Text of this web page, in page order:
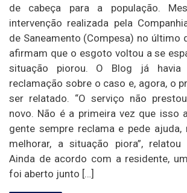
de cabeça para a população.
intervenção realizada pela
de Saneamento (Compesa) no último
afirmam que o esgoto voltou a se
situação piorou. O Blog já havia
reclamação sobre o caso e, agora, o
ser relatado. “O serviço não
novo. Não é a primeira vez que isso
gente sempre reclama e pede ajuda,
melhorar, a situação piora”, relatou
Ainda de acordo com a residente,
foi aberto junto […]